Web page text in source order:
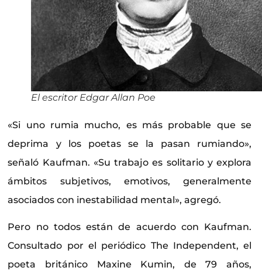
El escritor Edgar Allan Poe
«Si uno rumia mucho, es más probable que se
deprima y los poetas se la pasan rumiando»,
señaló Kaufman. «Su trabajo es solitario y explora
ámbitos subjetivos, emotivos, generalmente
asociados con inestabilidad mental», agregó.
Pero no todos están de acuerdo con Kaufman.
Consultado por el periódico The Independent, el
poeta británico Maxine Kumin, de 79 años,